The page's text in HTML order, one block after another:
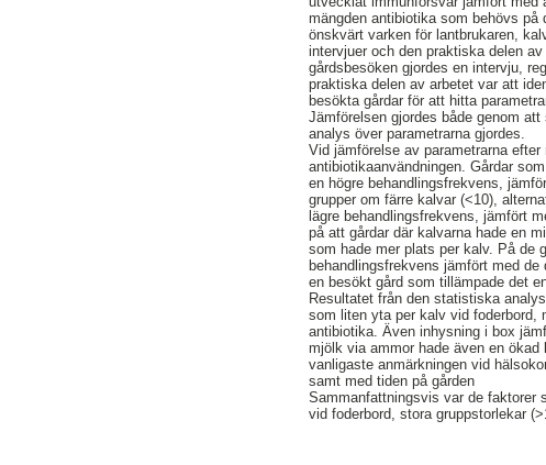
mängden antibiotika som behövs
önskvärt varken för lantbrukaren,
intervjuer och den praktiska delen
gårdsbesöken gjordes en intervju,
praktiska delen av arbetet var att
besökta gårdar för att hitta
Jämförelsen gjordes både genom
analys över parametrarna gjordes.
Vid jämförelse av parametrarna
antibiotikaanvändningen. Gårdar
en högre behandlingsfrekvens,
grupper om färre kalvar (<10),
lägre behandlingsfrekvens, jämfört
på att gårdar där kalvarna hade en
som hade mer plats per kalv. På de
behandlingsfrekvens jämfört med
en besökt gård som tillämpade det
Resultatet från den statistiska
som liten yta per kalv vid foderbord,
antibiotika. Även inhysning i box
mjölk via ammor hade även en
vanligaste anmärkningen vid
samt med tiden på gården
Sammanfattningsvis var de faktorer
vid foderbord, stora gruppstorlekar